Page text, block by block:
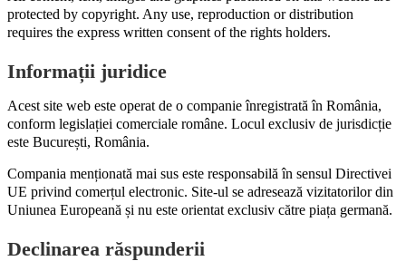
protected by copyright. Any use, reproduction or distribution
requires the express written consent of the rights holders.
Informații juridice
Acest site web este operat de o companie înregistrată în România,
conform legislației comerciale române. Locul exclusiv de jurisdicție
este București, România.
Compania menționată mai sus este responsabilă în sensul Directivei
UE privind comerțul electronic. Site-ul se adresează vizitatorilor din
Uniunea Europeană și nu este orientat exclusiv către piața germană.
Declinarea răspunderii